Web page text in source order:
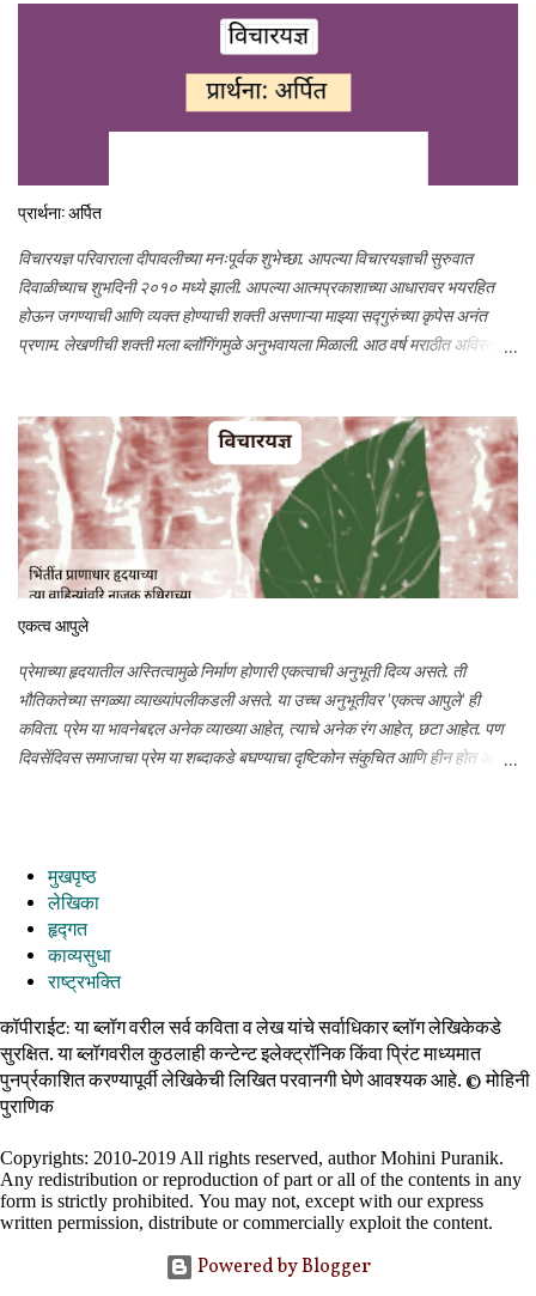
प्रार्थना: अर्पित
विचारयज्ञ परिवाराला दीपावलीच्या मनःपूर्वक शुभेच्छा. आपल्या विचारयज्ञाची सुरुवात
दिवाळीच्याच शुभदिनी २०१० मध्ये झाली. आपल्या आत्मप्रकाशाच्या आधारावर भयरहित
होऊन जगण्याची आणि व्यक्त होण्याची शक्ती असणाऱ्या माझ्या सद्गुरुंच्या कृपेस अनंत
प्रणाम. लेखणीची शक्ती मला ब्लॉगिंगमुळे अनुभवायला मिळाली. आठ वर्ष मराठीत अविरत
मला आपलेपणाने मार्गदर्शन केले, प्रोत्साहन दिले त्याबद्दल मनापासून आभार. विचारयज्ञावर
आपले प्रेम सतत वाढत राहो हीच प्रार्थना. आज दिवाळी आणि विचारयज्ञाचा जन्मदिन
असा दुहेरी आनंद साजरा करण्यासाठी, जी व्यक्ती माझी प्रेरणा आहे, ज्या व्यक्तिला समर्पित
स्तोत्राने माझ्या आयुष्यात लेखनाची अनमोल भेट आली त्या प्रभू रामचंद्रांस आज प्रार्थना
करीत आहे.
एकत्व आपुले
प्रेमाच्या हृदयातील अस्तित्वामुळे निर्माण होणारी एकत्वाची अनुभूती दिव्य असते. ती
भौतिकतेच्या सगळ्या व्याख्यांपलीकडली असते. या उच्च अनुभूतीवर 'एकत्व आपुले' ही
कविता. प्रेम या भावनेबद्दल अनेक व्याख्या आहेत, त्याचे अनेक रंग आहेत, छटा आहेत. पण
दिवसेंदिवस समाजाचा प्रेम या शब्दाकडे बघण्याचा दृष्टिकोन संकुचित आणि हीन होत आहे.
मुखपृष्ठ
लेखिका
हृद्गत
काव्यसुधा
राष्ट्रभक्ति
कॉपीराईट: या ब्लॉग वरील सर्व कविता व लेख यांचे सर्वाधिकार ब्लॉग लेखिकेकडे
सुरक्षित. या ब्लॉगवरील कुठलाही कन्टेन्ट इलेक्ट्रॉनिक किंवा प्रिंट माध्यमात
पुनर्प्रकाशित करण्यापूर्वी लेखिकेची लिखित परवानगी घेणे आवश्यक आहे. ©️ मोहिनी
पुराणिक
Copyrights: 2010-2019 All rights reserved, author Mohini Puranik.
Any redistribution or reproduction of part or all of the contents in any
form is strictly prohibited. You may not, except with our express
written permission, distribute or commercially exploit the content.
Powered by Blogger